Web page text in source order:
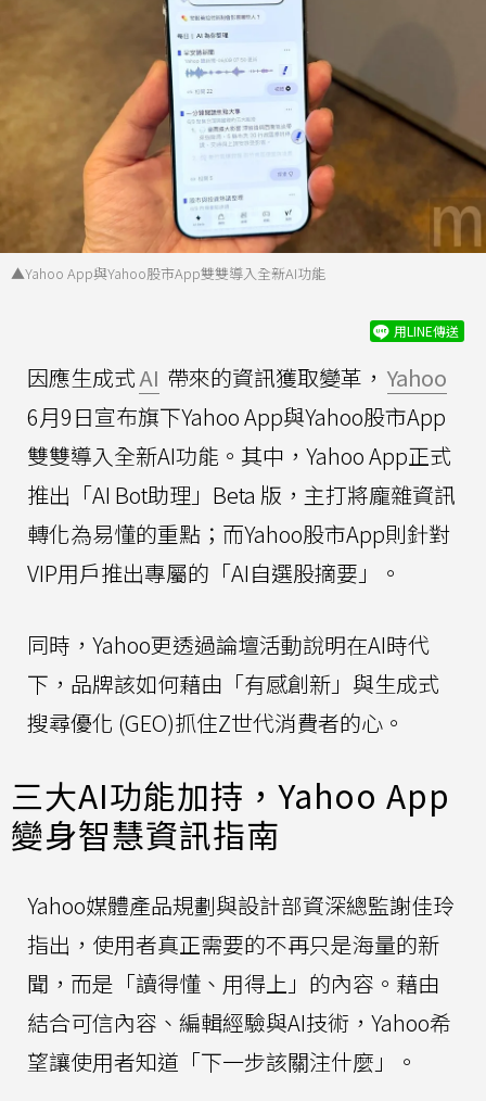
▲Yahoo App與Yahoo股市App雙雙導入全新AI功能
用LINE傳送
因應生成式AI 帶來的資訊獲取變革， Yahoo
6月9日宣布旗下Yahoo App與Yahoo股市App
雙雙導入全新AI功能。其中，Yahoo App正式
推出「AI Bot助理」Beta 版，主打將龐雜資訊
轉化為易懂的重點；而Yahoo股市App則針對
VIP用戶推出專屬的「AI自選股摘要」。
同時，Yahoo更透過論壇活動說明在AI時代
下，品牌該如何藉由「有感創新」與生成式
搜尋優化 (GEO)抓住Z世代消費者的心。
三大AI功能加持，Yahoo App
變身智慧資訊指南
Yahoo媒體產品規劃與設計部資深總監謝佳玲
指出，使用者真正需要的不再只是海量的新
聞，而是「讀得懂、用得上」的內容。藉由
結合可信內容、編輯經驗與AI技術，Yahoo希
望讓使用者知道「下一步該關注什麼」。